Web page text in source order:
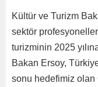
Kültür ve Turizm
sektör
turizminin 2025
Bakan Ersoy,
sonu hedefimiz olan